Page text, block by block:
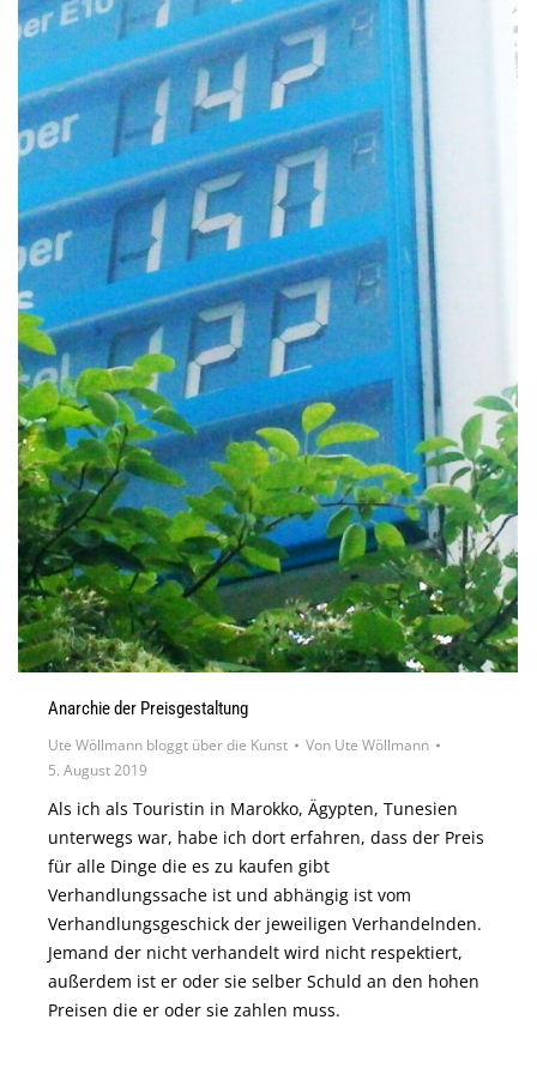
Anarchie der Preisgestaltung
Ute Wöllmann bloggt über die Kunst Von Ute Wöllmann
5. August 2019
Als ich als Touristin in Marokko, Ägypten, Tunesien
unterwegs war, habe ich dort erfahren, dass der Preis
für alle Dinge die es zu kaufen gibt
Verhandlungssache ist und abhängig ist vom
Verhandlungsgeschick der jeweiligen Verhandelnden.
Jemand der nicht verhandelt wird nicht respektiert,
außerdem ist er oder sie selber Schuld an den hohen
Preisen die er oder sie zahlen muss.